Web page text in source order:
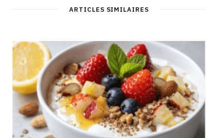
ARTICLES SIMILAIRES